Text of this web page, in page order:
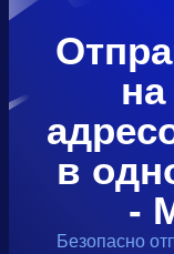
в
-
Безопасно